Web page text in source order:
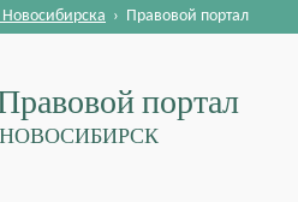
портал
НОВОСИБИРСК
› Правовой портал